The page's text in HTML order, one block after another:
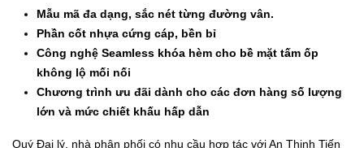
Mẫu mã đa dạng, sắc nét từng đường vân.
Phần cốt nhựa cứng cáp, bền bỉ
Công nghệ Seamless khóa hèm cho bề mặt tấm ốp
không lộ mối nối
Chương trình ưu đãi dành cho các đơn hàng số lượng
lớn và mức chiết khấu hấp dẫn
Quý Đại lý, nhà phân phối có nhu cầu hợp tác với An Thịnh Tiến